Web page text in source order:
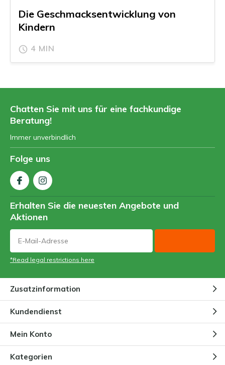
Die Geschmacksentwicklung von
Kindern
4 MIN
Chatten Sie mit uns für eine fachkundige
Beratung!
Immer unverbindlich
Folge uns
Erhalten Sie die neuesten Angebote und
Aktionen
*Read legal restrictions here
Zusatzinformation
Kundendienst
Mein Konto
Kategorien